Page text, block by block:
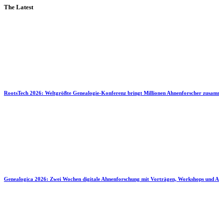
The Latest
RootsTech 2026: Weltgrößte Genealogie-Konferenz bringt Millionen Ahnenforscher
Genealogica 2026: Zwei Wochen digitale Ahnenforschung mit Vorträgen, Workshops und